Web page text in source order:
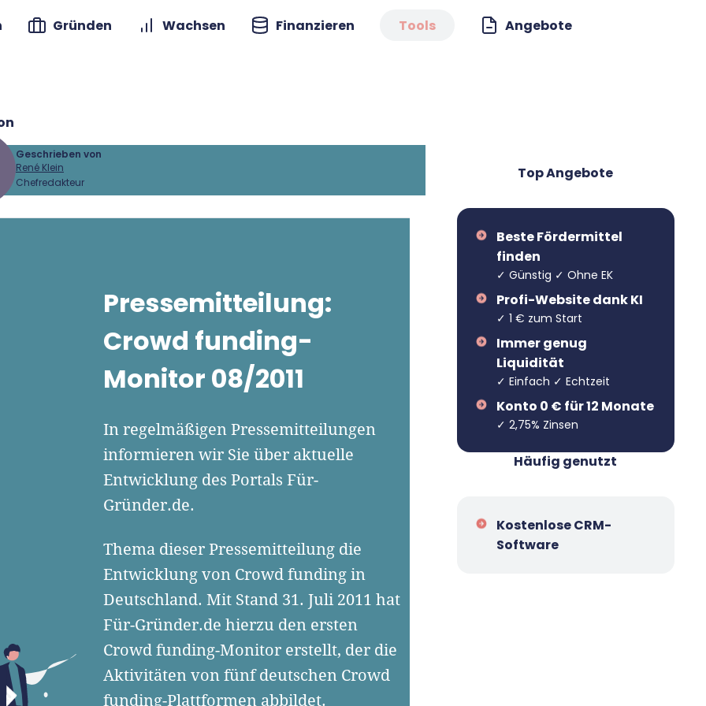
Gründen Wachsen Finanzieren Tools Angebote
Geschrieben von
René Klein
Chefredakteur
Teil der deutschen
Seine Mission:
und Gründern
an die Hand zu geben. Das
als Chefredakteur, Podcast-
Webinar-Moderator und auf
YouTube-Kanal.
und verfasst Fachbeiträge
Pressemitteilung:
Crowd funding-
Monitor 08/2011
In regelmäßigen Pressemitteilungen
informieren wir Sie über aktuelle
Entwicklung des Portals Für-
Gründer.de.
Thema dieser Pressemitteilung die
Entwicklung von Crowd funding in
Deutschland. Mit Stand 31. Juli 2011 hat
Für-Gründer.de hierzu den ersten
Crowd funding-Monitor erstellt, der die
Aktivitäten von fünf deutschen Crowd
funding-Plattformen abbildet.
Top Angebote
Beste Fördermittel
finden
✓ Günstig ✓ Ohne EK
Profi-Website dank KI
✓ 1 € zum Start
Immer genug
Liquidität
✓ Einfach ✓ Echtzeit
Konto 0 € für 12 Monate
✓ 2,75% Zinsen
Häufig genutzt
Kostenlose CRM-
Software